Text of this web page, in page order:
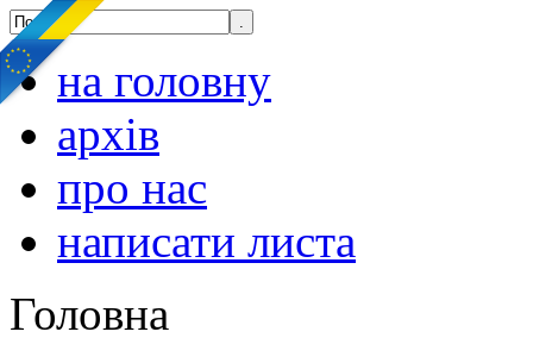
на головну
архів
про нас
написати листа
Головна